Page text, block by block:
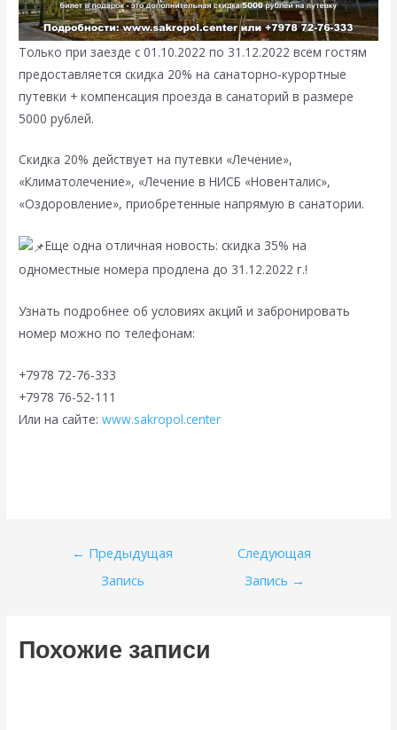
Только при заезде с 01.10.2022 по 31.12.2022 всем гостям
предоставляется скидка 20% на санаторно-курортные
путевки + компенсация проезда в санаторий в размере
5000 рублей.
Скидка 20% действует на путевки «Лечение»,
«Климатолечение», «Лечение в НИСБ «Новенталис»,
«Оздоровление», приобретенные напрямую в санатории.
Еще одна отличная новость: скидка 35% на
одноместные номера продлена до 31.12.2022 г.!
Узнать подробнее об условиях акций и забронировать
номер можно по телефонам:
+7978 72-76-333
+7978 76-52-111
Или на сайте:www.sakropol.center
Навигация
← Предыдущая
Запись
Следующая
Запись →
Похожие записи